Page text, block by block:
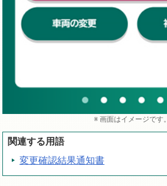
※ 画面はイメージです。
関連する用語
変更確認結果通知書